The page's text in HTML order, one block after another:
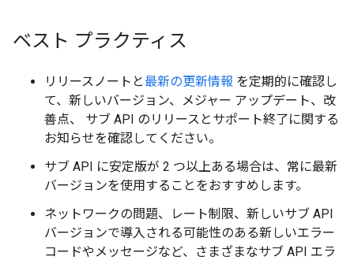
ベスト プラクティス
リリースノートと最新の更新情報 を定期的に確認し
て、新しいバージョン、メジャー アップデート、改
善点、 サブ API のリリースとサポート終了に関する
お知らせを確認してください。
サブ API に安定版が 2 つ以上ある場合は、常に最新
バージョンを使用することをおすすめします。
ネットワークの問題、レート制限、新しいサブ API
バージョンで導入される可能性のある新しいエラー
コードやメッセージなど、さまざまなサブ API エラ